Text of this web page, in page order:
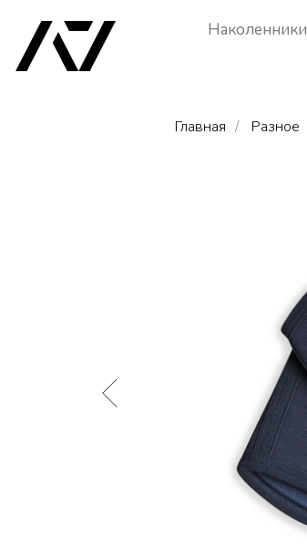
Наколенники
Главная / Разное